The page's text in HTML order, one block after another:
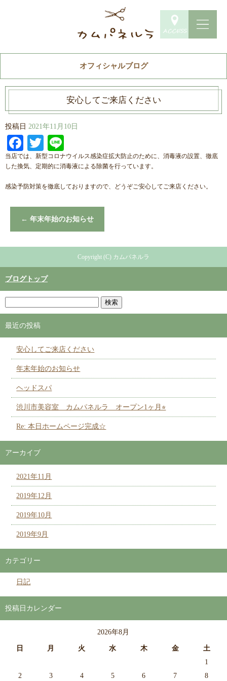
オフィシャルブログ
安心してご来店ください
投稿日 2021年11月10日
Facebook
Twitter
当店では、新型コロナウイルス感染症拡大防止のために、消毒液の設置、徹底
した換気、定期的に消毒液による除菌を行っています。
感染予防対策を徹底しておりますので、どうぞご安心してご来店ください。
← 年末年始のお知らせ
Copyright (C) カムパネルラ
ブログトップ
最近の投稿
安心してご来店ください
年末年始のお知らせ
ヘッドスパ
渋川市美容室 カムパネルラ オープン1ヶ月⭐︎
Re: 本日ホームページ完成☆
アーカイブ
2021年11月
2019年12月
2019年10月
2019年9月
カテゴリー
日記
投稿日カレンダー
2026年8月
日 月 火 水 木 金
土
1
2
3 4 5 6 7 8